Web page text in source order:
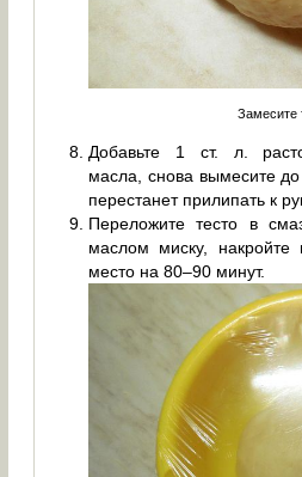
Замесите
Добавьте 1 ст. л.
масла, снова вымесите
перестанет прилипать к
Переложите тесто в
маслом миску, накройте
место на 80–90 минут.